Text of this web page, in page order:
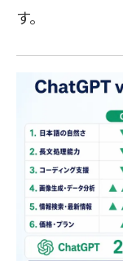
す。